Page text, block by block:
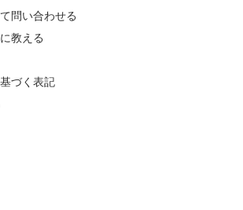
問い合わせる
教える
づく表記